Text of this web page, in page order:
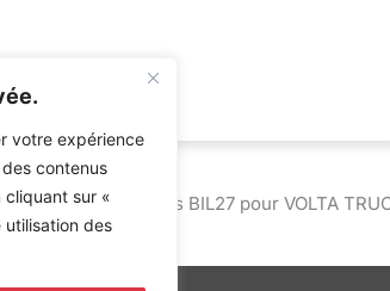
votre expérience
contenus
cliquant sur «
des
bâtiment d’activités BIL27 pour VOLTA